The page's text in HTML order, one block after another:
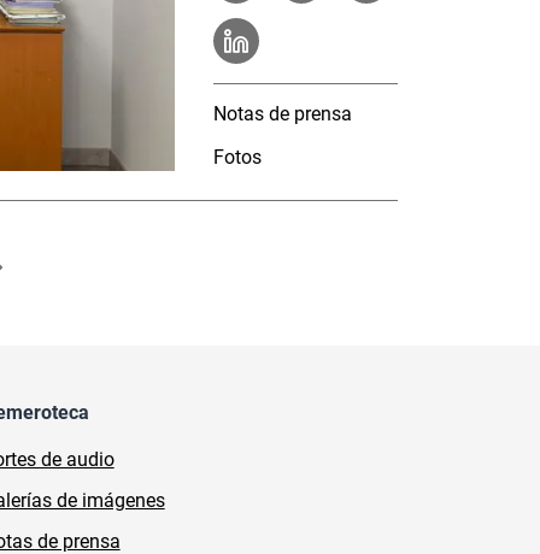
Notas de prensa
Fotos
de audio
de imágenes
de prensa